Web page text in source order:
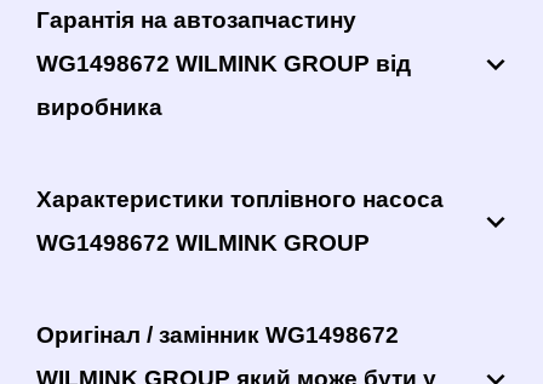
Гарантія на автозапчастину
WG1498672 WILMINK GROUP від
виробника
Характеристики топлівного насоса
WG1498672 WILMINK GROUP
Оригінал / замінник WG1498672